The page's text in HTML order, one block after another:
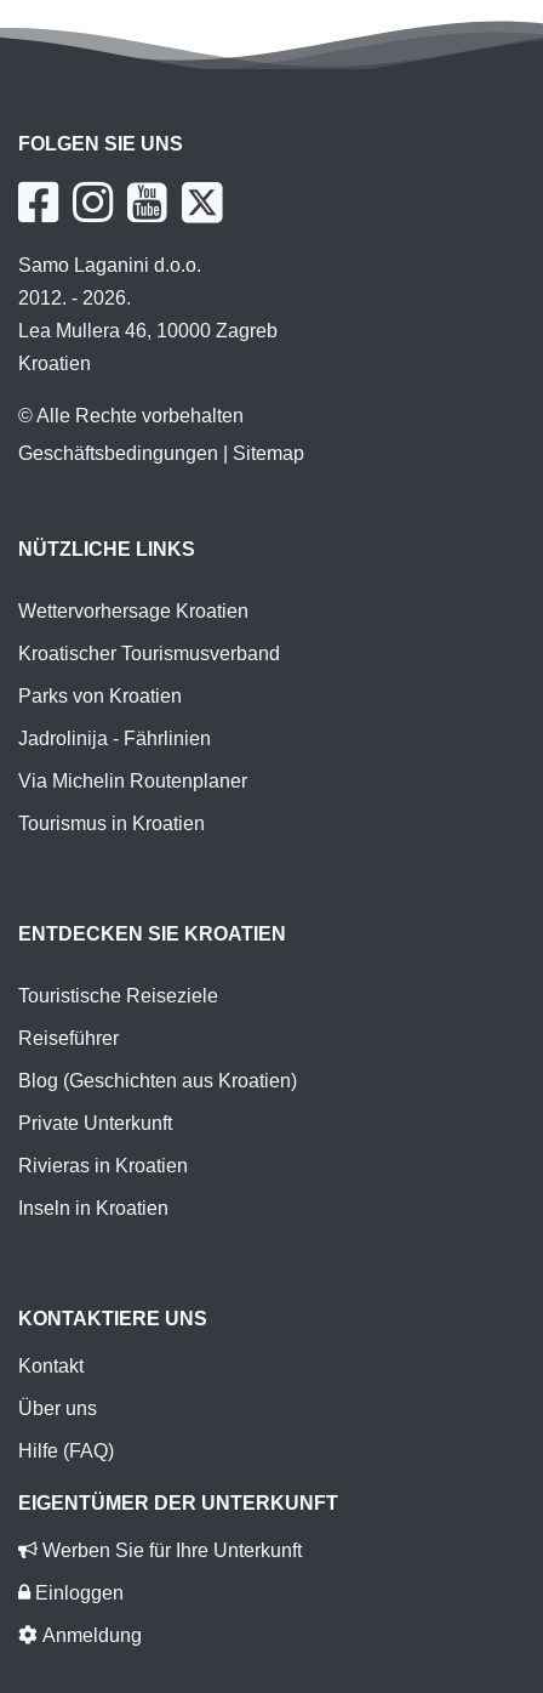
FOLGEN SIE UNS
Samo Laganini d.o.o.
2012. - 2026.
Lea Mullera 46, 10000 Zagreb
Kroatien
© Alle Rechte vorbehalten
Geschäftsbedingungen
Sitemap
NÜTZLICHE LINKS
Wettervorhersage Kroatien
Kroatischer Tourismusverband
Parks von Kroatien
Jadrolinija - Fährlinien
Via Michelin Routenplaner
Tourismus in Kroatien
ENTDECKEN SIE KROATIEN
Touristische Reiseziele
Reiseführer
Blog (Geschichten aus Kroatien)
Private Unterkunft
Rivieras in Kroatien
Inseln in Kroatien
KONTAKTIERE UNS
Kontakt
Über uns
Hilfe (FAQ)
EIGENTÜMER DER UNTERKUNFT
Werben Sie für Ihre Unterkunft
Einloggen
Anmeldung